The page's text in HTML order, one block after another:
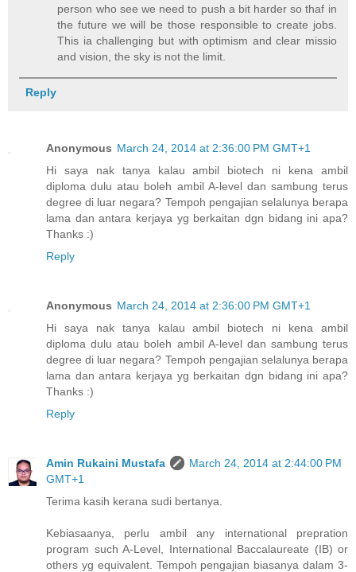
person who see we need to push a bit harder so thaf in
the future we will be those responsible to create jobs.
This ia challenging but with optimism and clear missio
and vision, the sky is not the limit.
Reply
Anonymous March 24, 2014 at 2:36:00 PM GMT+1
Hi saya nak tanya kalau ambil biotech ni kena ambil
diploma dulu atau boleh ambil A-level dan sambung terus
degree di luar negara? Tempoh pengajian selalunya berapa
lama dan antara kerjaya yg berkaitan dgn bidang ini apa?
Thanks :)
Reply
Anonymous March 24, 2014 at 2:36:00 PM GMT+1
Hi saya nak tanya kalau ambil biotech ni kena ambil
diploma dulu atau boleh ambil A-level dan sambung terus
degree di luar negara? Tempoh pengajian selalunya berapa
lama dan antara kerjaya yg berkaitan dgn bidang ini apa?
Thanks :)
Reply
Amin Rukaini Mustafa
March 24, 2014 at 2:44:00 PM
GMT+1
Terima kasih kerana sudi bertanya.
Kebiasaanya, perlu ambil any international prepration
program such A-Level, International Baccalaureate (IB) or
others yg equivalent. Tempoh pengajian biasanya dalam 3-